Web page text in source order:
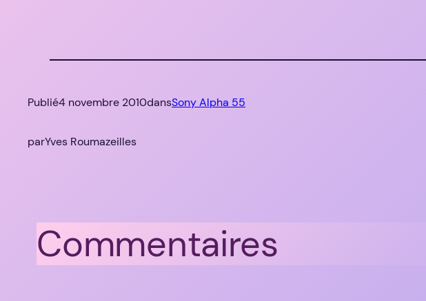
Publié4 novembre 2010dansSony Alpha 55
parYves Roumazeilles
Commentaires